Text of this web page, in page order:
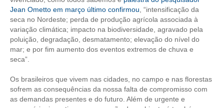
APRESENTAÇÃO
EMPREGO E ESTÁGIO
CARREIRA
NEWSLETTER
Jean Ometto em março último confirmou, “intensificação da
seca no Nordeste; perda de produção agrícola associada à
variação climática; impacto na biodiversidade, agravado pela
poluição, degradação, desmatamento; elevação do nível do
mar; e por fim aumento dos eventos extremos de chuva e
seca”.
Os brasileiros que vivem nas cidades, no campo e nas florestas
sofrem as consequências da nossa falta de compromisso com
as demandas presentes e do futuro. Além de urgente e